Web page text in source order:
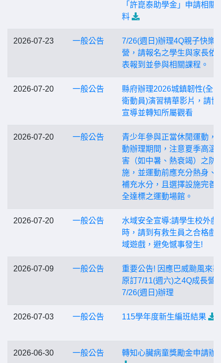
「許崑泰助學金」申請相關
料
2026-07-23 一般公告
7/26(週日)辦理4Q親子快樂
營，請報名之學生與家長依
表報到並參與相關課程。
2026-07-20 一般公告
縣府辦理2026城鎮韌性(全
衛動員)演習精華影片，請協
宣導並轉知所屬觀看
2026-07-20 一般公告
青少年參與正當休閒運動，
動辦理期間，注意夏季高溫
害（如中暑、熱衰竭）之防
施，並運動前應充分熱身、
補充水分，且選擇設施完善
全達標之運動場館。
2026-07-20 一般公告
水域安全宣導:請學生校外戲
時，請到有救生員之合格戲
域遊戲，避免憾事發生!
2026-07-09 一般公告
重要公告! 因應巴威颱風來
原訂7/11(週六)之4Q成長營
7/26(週日)辦理
2026-07-03 一般公告 115學年度新生編班結果
2026-06-30 一般公告 轉知心臟病童獎勵金申請辦